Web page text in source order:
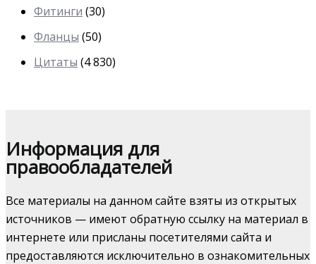
Фитинги (30)
Фланцы (50)
Цитаты (4 830)
Информация для
правообладателей
Все материалы на данном сайте взяты из открытых
источников — имеют обратную ссылку на материал в
интернете или присланы посетителями сайта и
предоставляются исключительно в ознакомительных